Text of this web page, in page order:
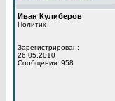
Иван Кулиберов
Политик
Зарегистрирован:
26.05.2010
Сообщения: 958